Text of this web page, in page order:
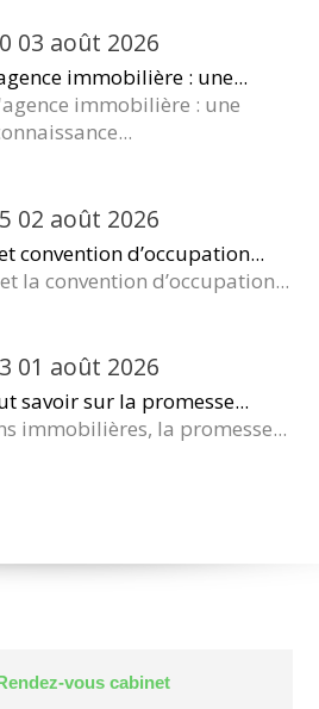
03 août 2026
immobilière : une...
immobilière : une
02 août 2026
convention d’occupation...
la convention d’occupation...
01 août 2026
savoir sur la promesse...
immobilières, la promesse...
Rendez-vous cabinet